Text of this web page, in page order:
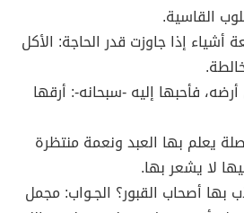
القاسية.
أشياء إذا جاوزت قدر الحاجة: الأكل
فأحبها إليه -سبحانه-: أرقها
يعلم بها العبد ونعمة منتظرة
لا يشعر بها.
بها أصحاب القبور؟ الجـواب: مجمل